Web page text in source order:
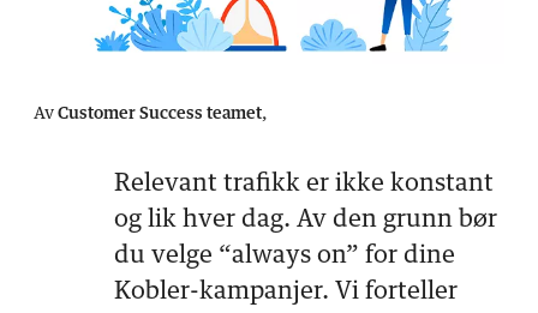
Av Customer Success teamet,
Relevant trafikk er ikke konstant
og lik hver dag. Av den grunn bør
du velge “always on” for dine
Kobler-kampanjer. Vi forteller